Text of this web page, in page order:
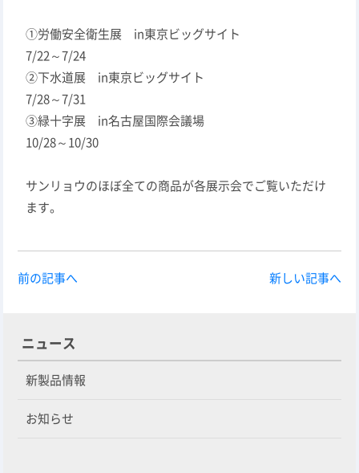
①労働安全衛生展 in東京ビッグサイト
7/22～7/24
②下水道展 in東京ビッグサイト
7/28～7/31
③緑十字展 in名古屋国際会議場
10/28～10/30
サンリョウのほぼ全ての商品が各展示会でご覧いただけ
ます。
前の記事へ 新しい記事へ
ニュース
新製品情報
お知らせ